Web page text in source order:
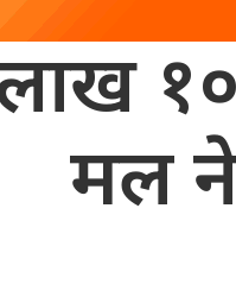
लाख
मल